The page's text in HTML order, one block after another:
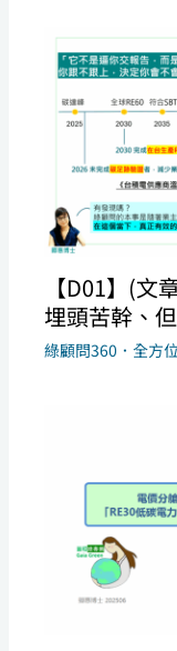
【D01】(文
埋頭苦幹、
綠顧問360．全方